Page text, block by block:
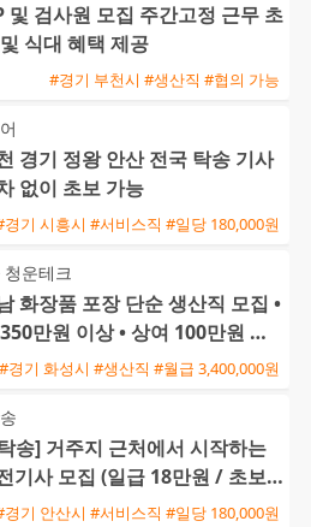
및 검사원 모집 주간고정 근무 초
식대 혜택 제공
#경기 부천시 #생산직 #협의 가능
경기 정왕 안산 전국 탁송 기사
없이 초보 가능
경기 시흥시 #서비스직 #일당 180,000원
운테크
화장품 포장 단순 생산직 모집 •
만원 이상 • 상여 100만원 및
금 40
#경기 화성시 #생산직 #월급 3,400,000원
송] 거주지 근처에서 시작하는
기사 모집 (일급 18만원 / 초보
가능)
경기 안산시 #서비스직 #일당 180,000원